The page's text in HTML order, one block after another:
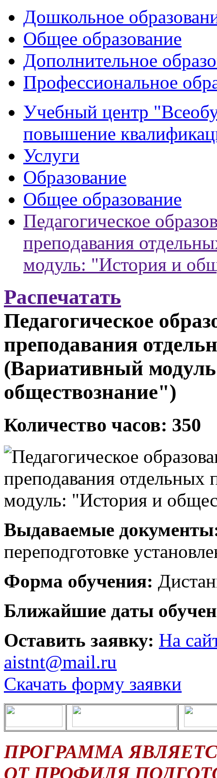
Дошкольное
Общее образование
Дополнительное
Профессиональное
Учебный центр
повышение
Услуги
Образование
Общее образование
Педагогическое
преподавания
модуль: "История и
Распечатать
Педагогическое
преподавания
(Вариативный
обществознание")
Количество часов: 350
Выдаваемые
переподготовке
Форма обучения:
Ближайшие даты
Оставить заявку: На
aistnt@mail.ru
Скачать форму заявки
ПРОГРАММА
ОТ ПРОФИЛЯ